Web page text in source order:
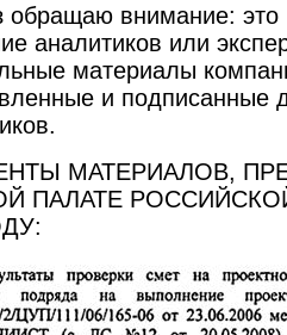
обращаю внимание: это
аналитиков или
материалы
и подписанные
МАТЕРИАЛОВ,
ПАЛАТЕ